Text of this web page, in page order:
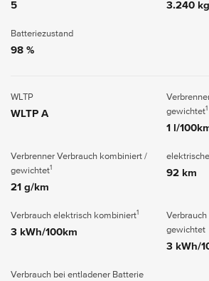
5 3.240 kg
Batteriezustand
98 %
WLTP
WLTP A
gewichtet1
1 l/
Verbrenner Verbrauch kombiniert /
gewichtet1
21 g/km
92 km
Verbrauch elektrisch kombiniert1
3 kWh/100km
gewichtet
3 kWh/
Verbrauch bei entladener Batterie